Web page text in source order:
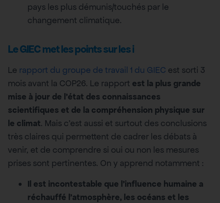
pays les plus démunis/touchés par le
changement climatique.
Le GIEC met les points sur les i
Le rapport du groupe de travail 1 du GIEC est sorti 3
mois avant la COP26. Le rapport est la plus grande
mise à jour de l’état des connaissances
scientifiques et de la compréhension physique sur
le climat. Mais c’est aussi et surtout des conclusions
très claires qui permettent de cadrer les débats à
venir, et de comprendre si oui ou non les mesures
prises sont pertinentes. On y apprend notamment :
Il est incontestable que l’influence humaine a
réchauffé l’atmosphère, les océans et les